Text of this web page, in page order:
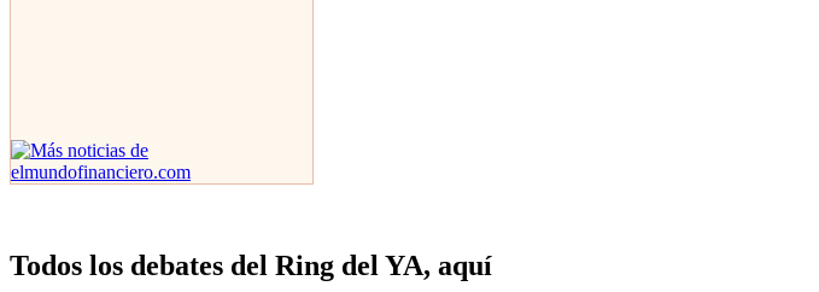
Todos los debates del Ring del YA, aquí